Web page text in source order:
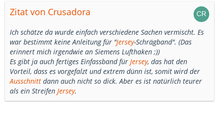
Zitat von Crusadora
Ich schätze da wurde einfach verschiedene Sachen vermischt. Es
war bestimmt keine Anleitung für "Jersey-Schrägband". (Das
erinnert mich irgendwie an Siemens Lufthaken ;))
Es gibt ja auch fertiges Einfassband für Jersey, das hat den
Vorteil, dass es vorgefalzt und extrem dünn ist, somit wird der
Ausschnitt dann auch nicht so dick. Aber es ist natürlich teurer
als ein Streifen Jersey.